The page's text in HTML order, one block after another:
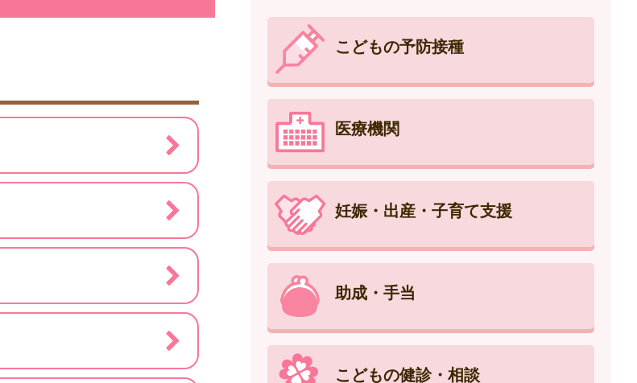
こどもの予防接種
医療機関
妊娠・出産・子育て支援
助成・手当
こどもの健診・相談